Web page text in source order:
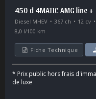
450 d 4MATIC AMG line +
Diesel MHEV 367 ch
12 cv
8,0 l/100 km
Fiche Technique
* Prix public hors frais
de luxe